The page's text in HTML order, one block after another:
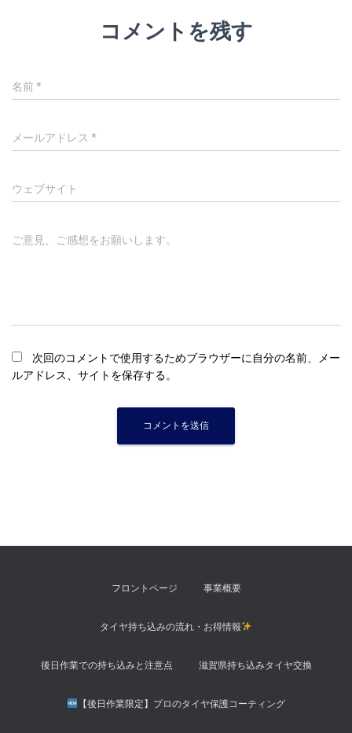
コメントを残す
名前*
メールアドレス *
ウェブサイト
ご意見、ご感想をお願いします。
次回のコメントで使用するためブラウザーに自分の名前、メー
ルアドレス、サイトを保存する。
フロントページ 事業概要
タイヤ持ち込みの流れ・お得情報
後日作業での持ち込みと注意点 滋賀県持ち込みタイヤ交換
【後日作業限定】プロのタイヤ保護コーティング